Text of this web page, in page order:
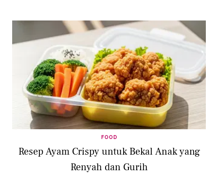
FOOD
Resep Ayam Crispy untuk Bekal Anak yang
Renyah dan Gurih